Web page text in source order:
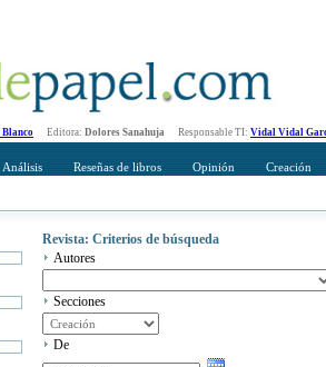
Blanco Editora: Dolores Sanahuja Responsable TI: Vidal Vidal
Análisis Reseñas de libros Opinión Creación
Revista: Criterios de búsqueda
Autores
Secciones
De